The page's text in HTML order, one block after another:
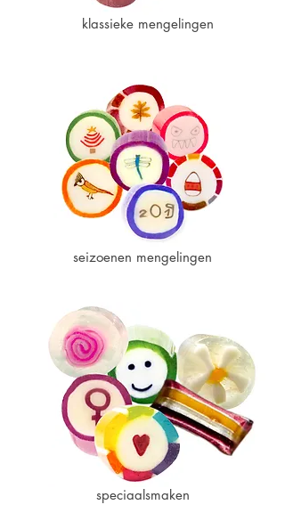
klassieke mengelingen
seizoenen mengelingen
speciaalsmaken